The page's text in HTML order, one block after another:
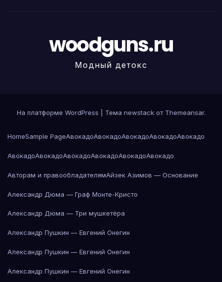
woodguns.ru
Модный детокс
На платформе WordPress Тема newstack от Themeansar.
HomeSample PageАвокадоАвокадоАвокадоАвокадоАвокадо
АвокадоАвокадоАвокадоАвокадоАвокадоАвокадо
Авторам и правообладателямАйзек Азимов — Основание
Александр Дюма — Граф Монте-Кристо
Александр Дюма — Три мушкетёра
Александр Пушкин — Евгений Онегин
Александр Пушкин — Евгений Онегин
Александр Пушкин — Евгений Онегин